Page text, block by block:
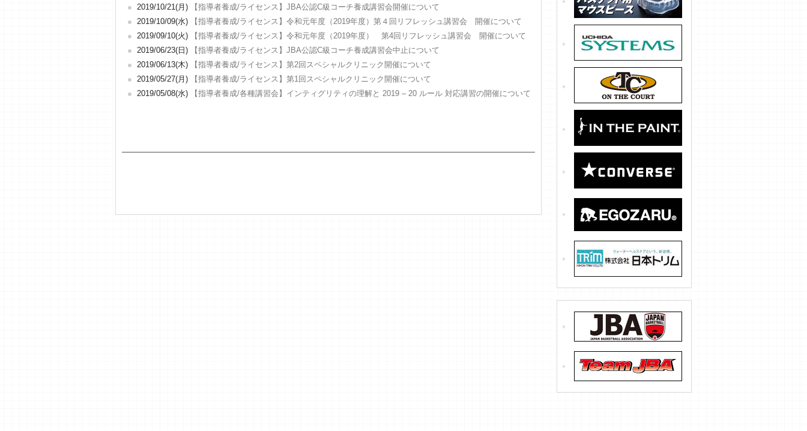
2019/10/21(月)
【指導者養成/ライセンス】JBA公認C級コーチ養成講習会開催について
2019/10/09(水)
【指導者養成/ライセンス】令和元年度（2019年度）第４回リフレッシュ講習会 開催について
2019/09/10(火)
【指導者養成/ライセンス】令和元年度（2019年度） 第4回リフレッシュ講習会 開催について
2019/06/23(日)
【指導者養成/ライセンス】JBA公認C級コーチ養成講習会中止について
2019/06/13(木)
【指導者養成/ライセンス】第2回スペシャルクリニック開催について
2019/05/27(月)
【指導者養成/ライセンス】第1回スペシャルクリニック開催について
2019/05/08(水)
【指導者養成/各種講習会】インティグリティの理解と 2019 – 20 ルール 対応講習の開催について